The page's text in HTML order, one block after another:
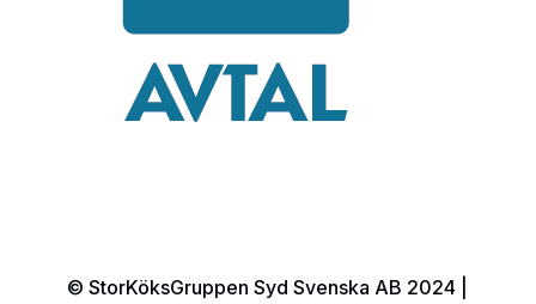
© StorKöksGruppen Syd Svenska AB 2024 |